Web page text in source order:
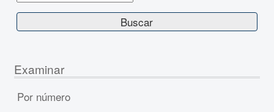
Examinar
Por número